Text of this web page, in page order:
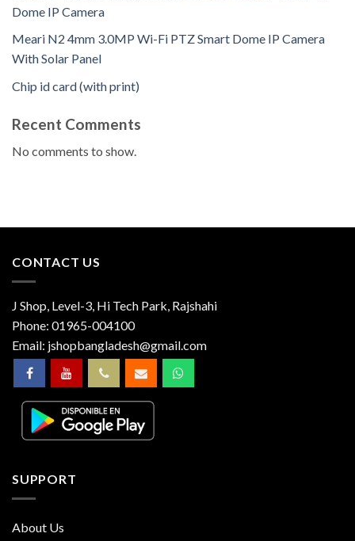
Dome IP Camera
Meari N2 4mm 3.0MP Wi-Fi PTZ Smart Dome IP Camera
With Solar Panel
Chip id card (with print)
Recent Comments
No comments to show.
CONTACT US
J Shop, Level-3, Hi Tech Park, Rajshahi
Phone: 01965-004100
Email: jshopbangladesh@gmail.com
SUPPORT
About Us